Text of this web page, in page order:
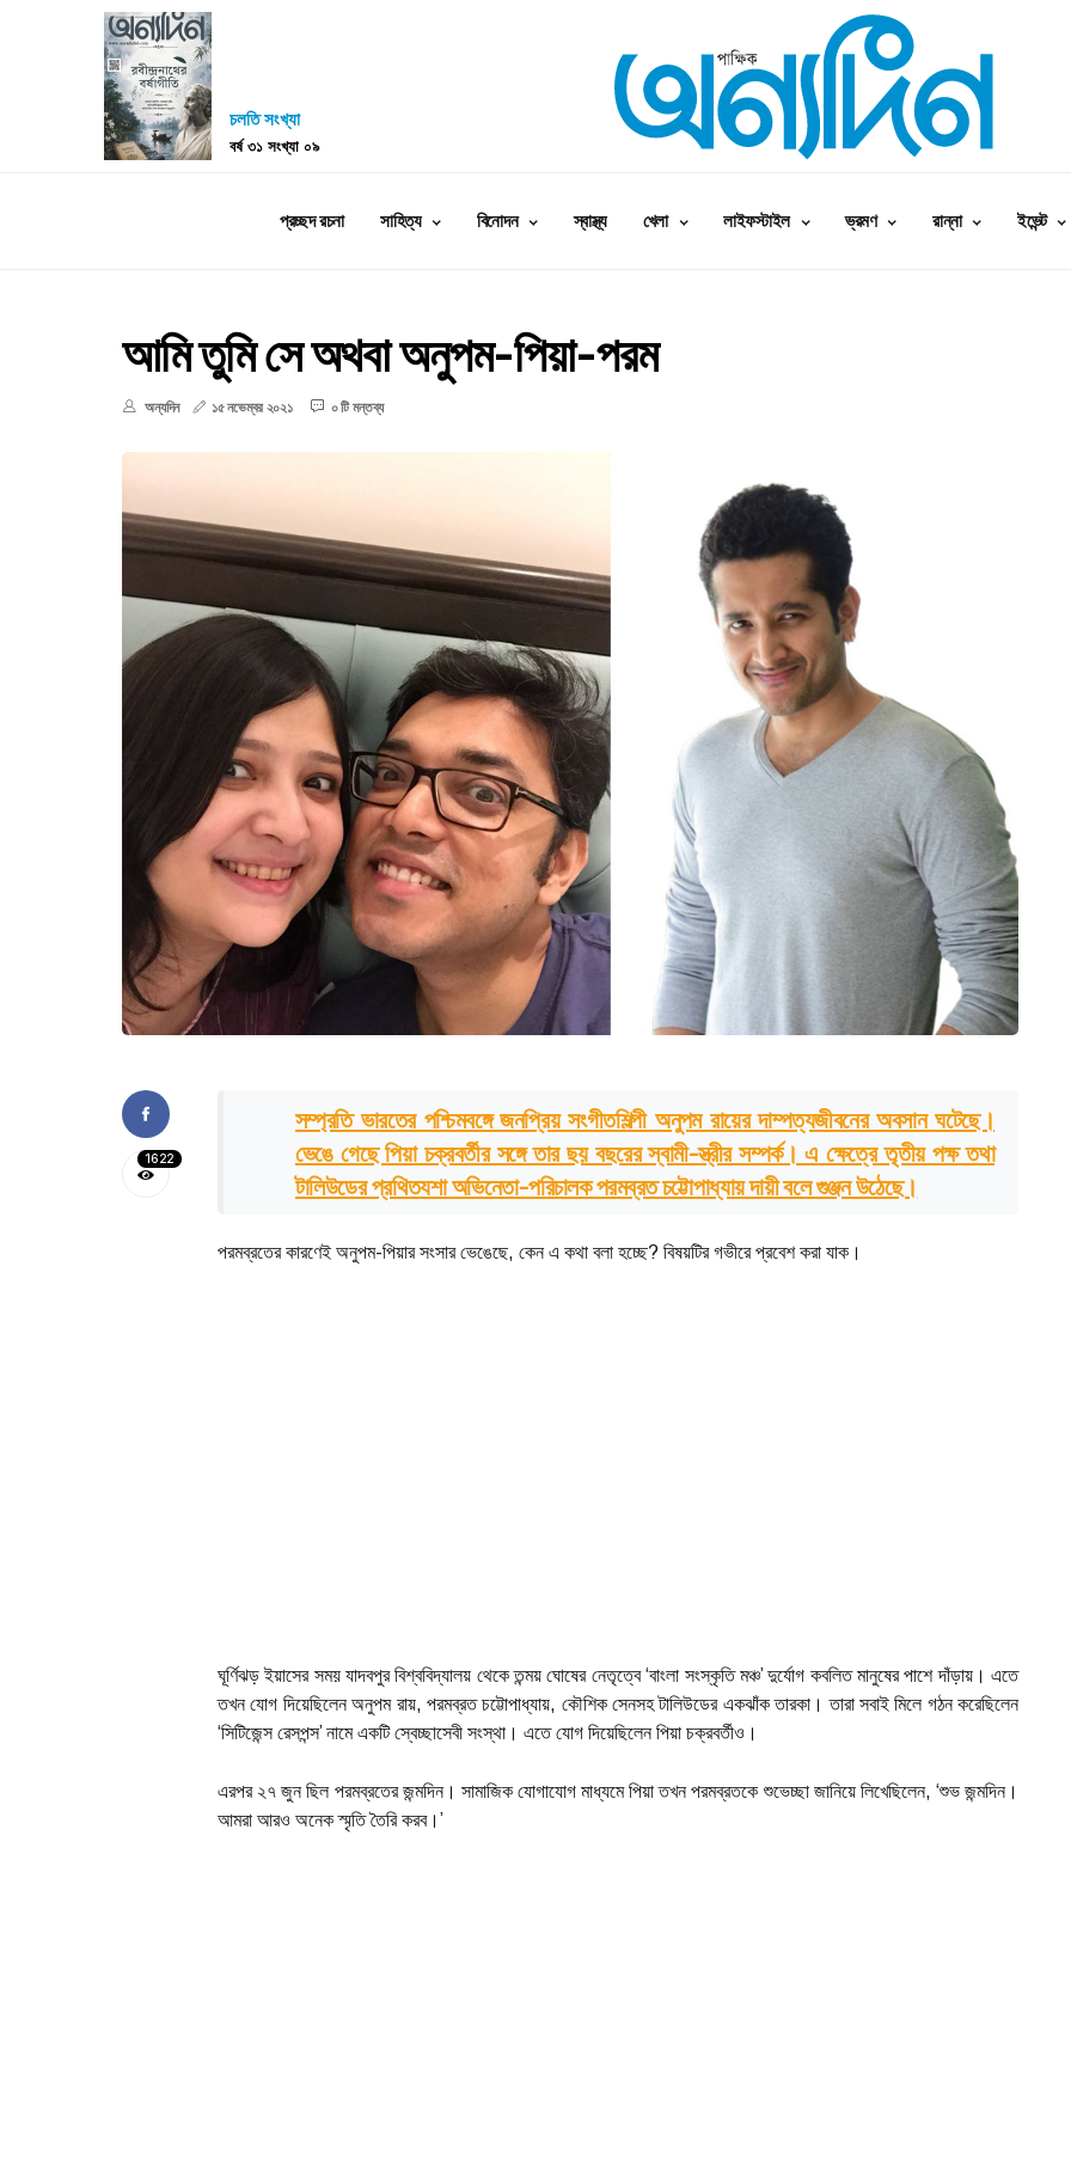
চলতি সংখ্যা
বর্ষ ৩১ সংখ্যা ০৯
প্রচ্ছদ রচনা সাহিত্য বিনোদন স্বাস্থ্য খেলা লাইফস্টাইল ভ্রমণ রান্না ইভেন্ট
আমি তুমি সে অথবা অনুপম-পিয়া-পরম
অন্যদিন ১৫ নভেম্বর ২০২১ ০ টি মন্তব্য
1622
সম্প্রতি ভারতের পশ্চিমবঙ্গে জনপ্রিয় সংগীতশিল্পী অনুপম রায়ের দাম্পত্যজীবনের অবসান ঘটেছে।
ভেঙে গেছে পিয়া চক্রবর্তীর সঙ্গে তার ছয় বছরের স্বামী-স্ত্রীর সম্পর্ক। এ ক্ষেত্রে তৃতীয় পক্ষ তথা
টালিউডের প্রথিতযশা অভিনেতা-পরিচালক পরমব্রত চট্টোপাধ্যায় দায়ী বলে গুঞ্জন উঠেছে।
পরমব্রতের কারণেই অনুপম-পিয়ার সংসার ভেঙেছে, কেন এ কথা বলা হচ্ছে? বিষয়টির গভীরে প্রবেশ করা যাক।
ঘূর্ণিঝড় ইয়াসের সময় যাদবপুর বিশ্ববিদ্যালয় থেকে তন্ময় ঘোষের নেতৃত্বে ‘বাংলা সংস্কৃতি মঞ্চ’ দুর্যোগ কবলিত মানুষের পাশে দাঁড়ায়। এতে
তখন যোগ দিয়েছিলেন অনুপম রায়, পরমব্রত চট্টোপাধ্যায়, কৌশিক সেনসহ টালিউডের একঝাঁক তারকা। তারা সবাই মিলে গঠন করেছিলেন
‘সিটিজেন্স রেসপন্স’ নামে একটি স্বেচ্ছাসেবী সংস্থা। এতে যোগ দিয়েছিলেন পিয়া চক্রবর্তীও।
এরপর ২৭ জুন ছিল পরমব্রতের জন্মদিন। সামাজিক যোগাযোগ মাধ্যমে পিয়া তখন পরমব্রতকে শুভেচ্ছা জানিয়ে লিখেছিলেন, ‘শুভ জন্মদিন।
আমরা আরও অনেক স্মৃতি তৈরি করব।’